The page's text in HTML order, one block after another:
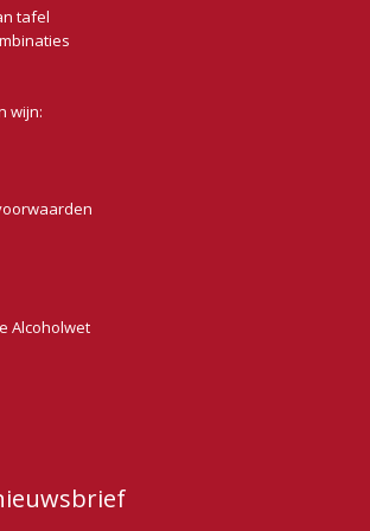
tafel
wijn:
Alcoholwet